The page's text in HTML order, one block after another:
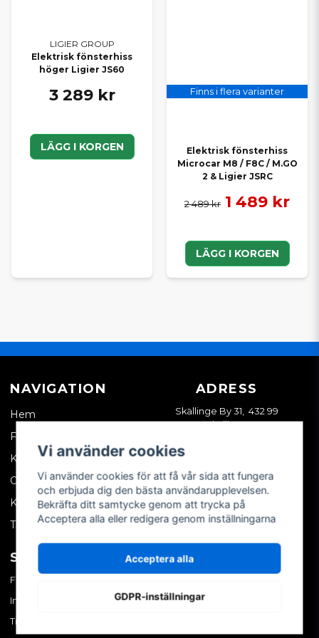
LIGIER GROUP
Elektrisk fönsterhiss
höger Ligier JS60
3 289 kr
LÄGG I KORGEN
Finns i flera varianter
Elektrisk fönsterhiss
Microcar M8 / F8C / M.GO
2 & Ligier JSRC
2 489 kr 1 489 kr
LÄGG I KORGEN
NAVIGATION
Hem
Företagskund
Kontakta oss
Om oss
Köpvillkor
Tips & trix
ADRESS
Skällinge By 31, 432 99
Skällinge
SOCIALA MEDIER
Facebook
Instagram
TikTok
MITT KONTO
Skapa konto
Vi använder cookies
Vi använder cookies för att få vår sida att fungera
och erbjuda dig den bästa användarupplevelsen.
Bekräfta ditt samtycke genom att trycka på
Acceptera alla eller redigera genom inställningarna
Acceptera alla
GDPR-inställningar